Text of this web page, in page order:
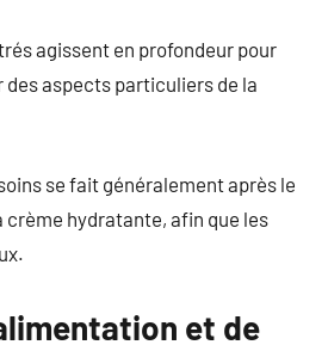
agissent en profondeur pour
aspects particuliers de la
se fait généralement après le
crème hydratante, afin que les
et de